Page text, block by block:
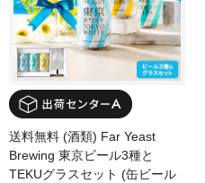
送料無料 (酒類) Far Yeast
Brewing 東京ビール3種と
TEKUグラスセット (缶ビール